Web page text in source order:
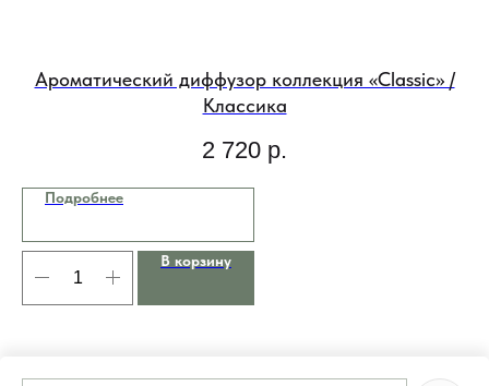
Ароматический диффузор коллекция «Classic» /
Классика
2 720 р.
Подробнее
В корзину